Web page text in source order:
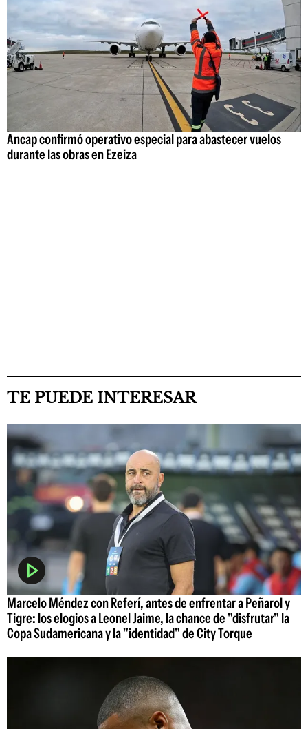
Ancap confirmó operativo especial para abastecer vuelos
durante las obras en Ezeiza
TE PUEDE INTERESAR
Marcelo Méndez con Referí, antes de enfrentar a Peñarol y
Tigre: los elogios a Leonel Jaime, la chance de "disfrutar" la
Copa Sudamericana y la "identidad" de City Torque